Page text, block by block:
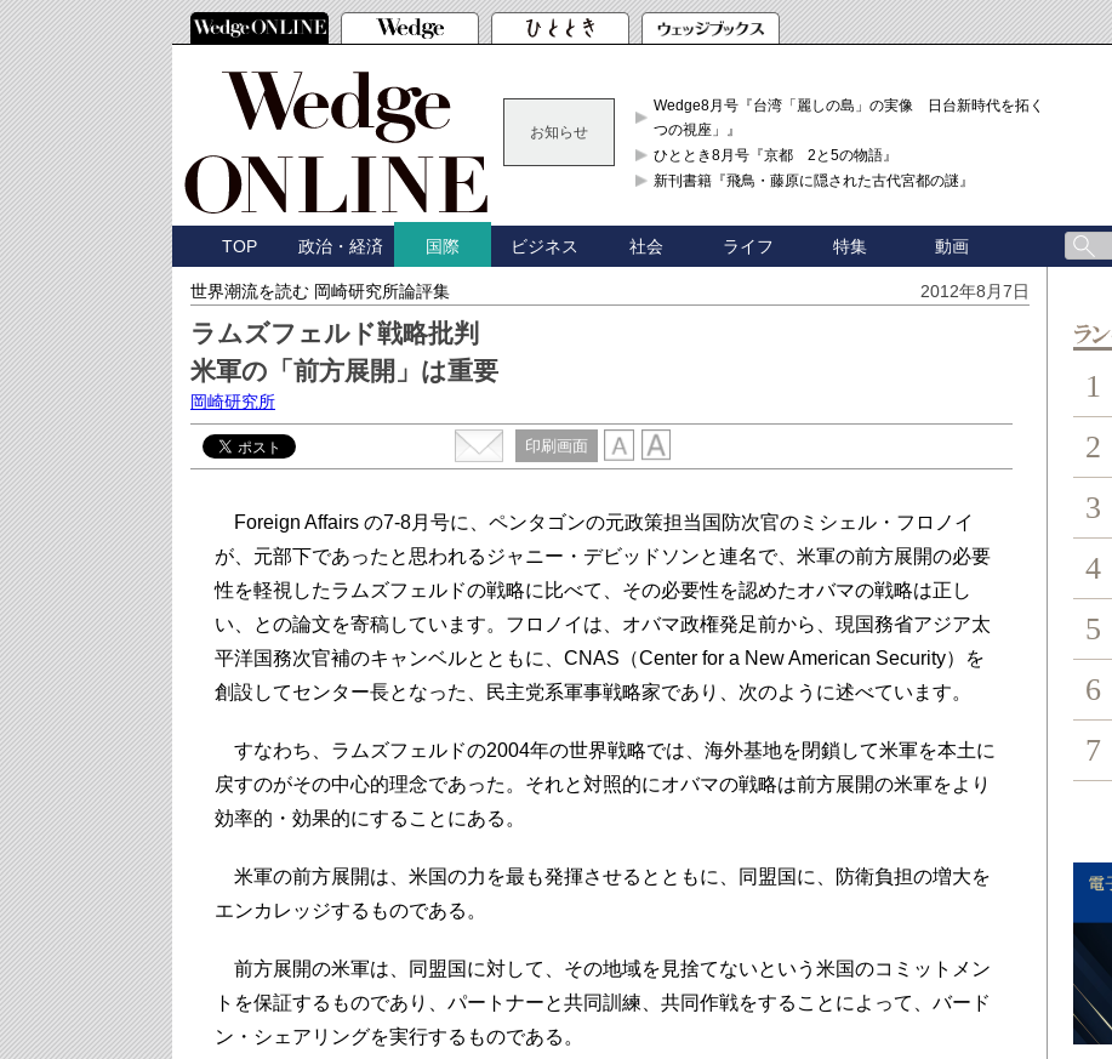
お知らせ
Wedge8月号『台湾「麗しの島」の実像 日台新時代を拓く「3
つの視座」』
ひととき8月号『京都 2と5の物語』
新刊書籍『飛鳥・藤原に隠された古代宮都の謎』
TOP 政治・経済 国際 ビジネス 社会 ライフ 特集 動画
世界潮流を読む 岡崎研究所論評集 2012年8月7日
ラムズフェルド戦略批判
米軍の「前方展開」は重要
岡崎研究所
印刷画面
Foreign Affairs の7-8月号に、ペンタゴンの元政策担当国防次官のミシェル・フロノイ
が、元部下であったと思われるジャニー・デビッドソンと連名で、米軍の前方展開の必要
性を軽視したラムズフェルドの戦略に比べて、その必要性を認めたオバマの戦略は正し
い、との論文を寄稿しています。フロノイは、オバマ政権発足前から、現国務省アジア太
平洋国務次官補のキャンベルとともに、CNAS（Center for a New American Security）を
創設してセンター長となった、民主党系軍事戦略家であり、次のように述べています。
すなわち、ラムズフェルドの2004年の世界戦略では、海外基地を閉鎖して米軍を本土に
戻すのがその中心的理念であった。それと対照的にオバマの戦略は前方展開の米軍をより
効率的・効果的にすることにある。
米軍の前方展開は、米国の力を最も発揮させるとともに、同盟国に、防衛負担の増大を
エンカレッジするものである。
前方展開の米軍は、同盟国に対して、その地域を見捨てないという米国のコミットメン
トを保証するものであり、パートナーと共同訓練、共同作戦をすることによって、バード
ン・シェアリングを実行するものである。
1
2
3
4
5
6
7